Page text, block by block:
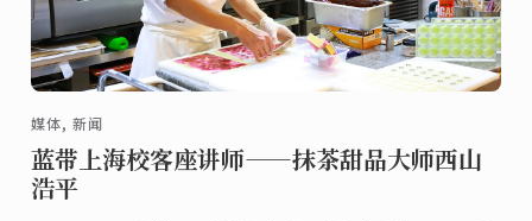
媒体, 新闻
蓝带上海校客座讲师——抹茶甜品大师西山
浩平